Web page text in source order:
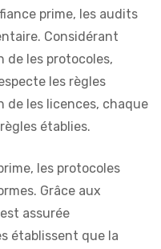
prime, les audits
Considérant
de les protocoles,
les règles
de les licences, chaque
établies.
les protocoles
Grâce aux
assurée
établissent que la